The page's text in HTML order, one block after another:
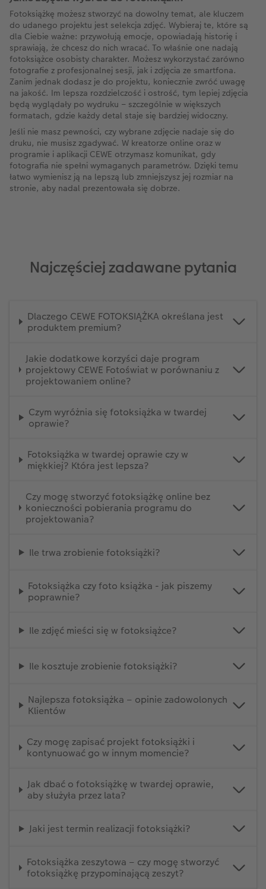
Fotoksiążkę możesz stworzyć na dowolny temat, ale kluczem
do udanego projektu jest selekcja zdjęć. Wybieraj te, które są
dla Ciebie ważne: przywołują emocje, opowiadają historię i
sprawiają, że chcesz do nich wracać. To właśnie one nadają
fotoksiążce osobisty charakter. Możesz wykorzystać zarówno
fotografie z profesjonalnej sesji, jak i zdjęcia ze smartfona.
Zanim jednak dodasz je do projektu, koniecznie zwróć uwagę
na jakość. Im lepsza rozdzielczość i ostrość, tym lepiej zdjęcia
będą wyglądały po wydruku – szczególnie w większych
formatach, gdzie każdy detal staje się bardziej widoczny.
Jeśli nie masz pewności, czy wybrane zdjęcie nadaje się do
druku, nie musisz zgadywać. W kreatorze online oraz w
programie i aplikacji CEWE otrzymasz komunikat, gdy
fotografia nie spełni wymaganych parametrów. Dzięki temu
łatwo wymienisz ją na lepszą lub zmniejszysz jej rozmiar na
stronie, aby nadal prezentowała się dobrze.
Najczęściej zadawane pytania
Dlaczego CEWE FOTOKSIĄŻKA określana jest
produktem premium?
Jakie dodatkowe korzyści daje program
projektowy CEWE Fotoświat w porównaniu z
projektowaniem online?
Czym wyróżnia się fotoksiążka w twardej
oprawie?
Fotoksiążka w twardej oprawie czy w
miękkiej? Która jest lepsza?
Czy mogę stworzyć fotoksiążkę online bez
konieczności pobierania programu do
projektowania?
Ile trwa zrobienie fotoksiążki?
Fotoksiążka czy foto książka - jak piszemy
poprawnie?
Ile zdjęć mieści się w fotoksiążce?
Ile kosztuje zrobienie fotoksiążki?
Najlepsza fotoksiążka – opinie zadowolonych
Klientów
Czy mogę zapisać projekt fotoksiążki i
kontynuować go w innym momencie?
Jak dbać o fotoksiążkę w twardej oprawie,
aby służyła przez lata?
Jaki jest termin realizacji fotoksiążki?
Fotoksiążka zeszytowa – czy mogę stworzyć
fotoksiążkę przypominającą zeszyt?